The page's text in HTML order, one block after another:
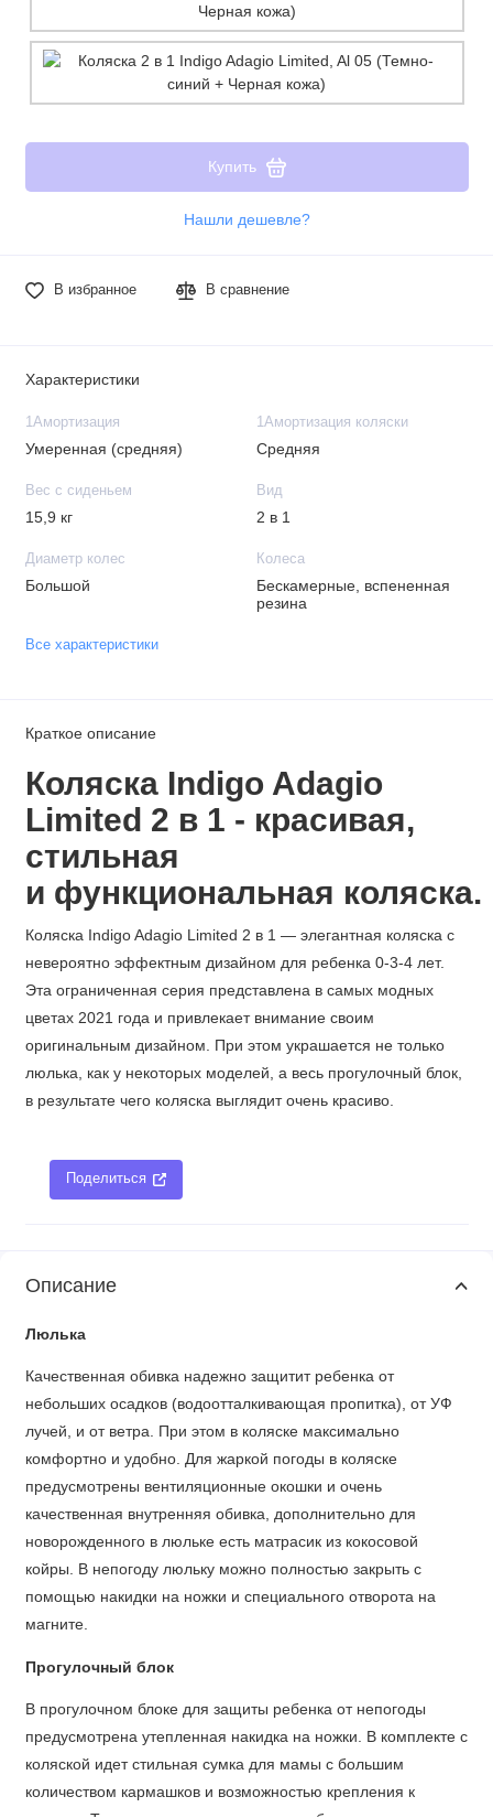
Купить
Нашли дешевле?
В избранное В сравнение
Характеристики
1Амортизация
Умеренная (средняя)
1Амортизация коляски
Средняя
Вес с сиденьем
15,9 кг
Вид
2 в 1
Диаметр колес
Большой
Колеса
Бескамерные, вспененная
резина
Все характеристики
Краткое описание
Коляска Indigo Adagio
Limited 2 в 1 - красивая,
стильная
и функциональная коляска.
Коляска Indigo Adagio Limited 2 в 1 — элегантная коляска с
невероятно эффектным дизайном для ребенка 0-3-4 лет.
Эта ограниченная серия представлена ​​в самых модных
цветах 2021 года и привлекает внимание своим
оригинальным дизайном. При этом украшается не только
люлька, как у некоторых моделей, а весь прогулочный блок,
в результате чего коляска выглядит очень красиво.
Поделиться
Описание
Люлька
Качественная обивка надежно защитит ребенка от
небольших осадков (водоотталкивающая пропитка), от УФ
лучей, и от ветра. При этом в коляске максимально
комфортно и удобно. Для жаркой погоды в коляске
предусмотрены вентиляционные окошки и очень
качественная внутренняя обивка, дополнительно для
новорожденного в люльке есть матрасик из кокосовой
койры. В непогоду люльку можно полностью закрыть с
помощью накидки на ножки и специального отворота на
магните.
Прогулочный блок
В прогулочном блоке для защиты ребенка от непогоды
предусмотрена утепленная накидка на ножки. В комплекте с
коляской идет стильная сумка для мамы с большим
количеством кармашков и возможностью крепления к